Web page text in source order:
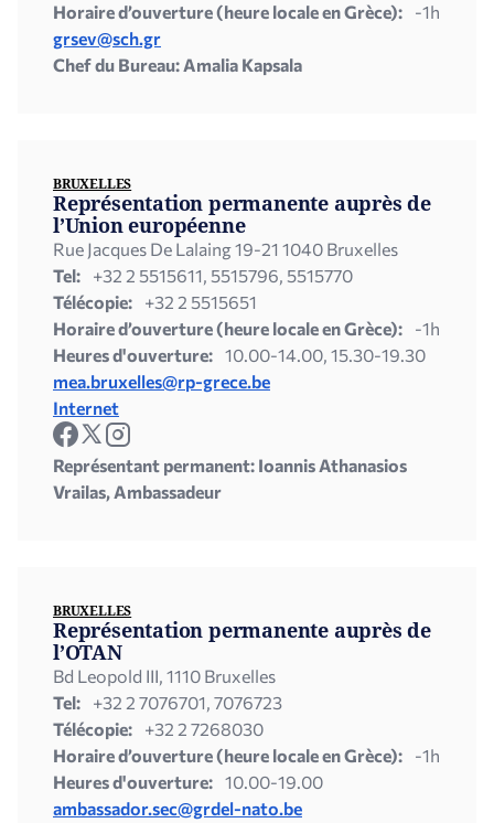
Horaire d’ouverture (heure locale en Grèce):
-1h
grsev@sch.gr
Chef du Bureau: Amalia Kapsala
BRUXELLES
Représentation permanente auprès de
l’Union européenne
Rue Jacques De Lalaing 19-21 1040 Bruxelles
Tel:
+32 2 5515611, 5515796, 5515770
Télécopie:
+32 2 5515651
Horaire d’ouverture (heure locale en Grèce):
-1h
Heures d'ouverture: 10.00-14.00, 15.30-19.30
mea.bruxelles@rp-grece.be
Internet
Représentant permanent: Ioannis Athanasios
Vrailas, Ambassadeur
BRUXELLES
Représentation permanente auprès de
l’OTAN
Bd Leopold III, 1110 Bruxelles
Tel:
+32 2 7076701, 7076723
Télécopie:
+32 2 7268030
Horaire d’ouverture (heure locale en Grèce):
-1h
Heures d'ouverture: 10.00-19.00
ambassador.sec@grdel-nato.be